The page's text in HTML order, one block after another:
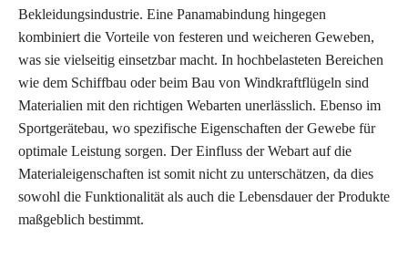
Bekleidungsindustrie. Eine Panamabindung hingegen
kombiniert die Vorteile von festeren und weicheren Geweben,
was sie vielseitig einsetzbar macht. In hochbelasteten Bereichen
wie dem Schiffbau oder beim Bau von Windkraftflügeln sind
Materialien mit den richtigen Webarten unerlässlich. Ebenso im
Sportgerätebau, wo spezifische Eigenschaften der Gewebe für
optimale Leistung sorgen. Der Einfluss der Webart auf die
Materialeigenschaften ist somit nicht zu unterschätzen, da dies
sowohl die Funktionalität als auch die Lebensdauer der Produkte
maßgeblich bestimmt.